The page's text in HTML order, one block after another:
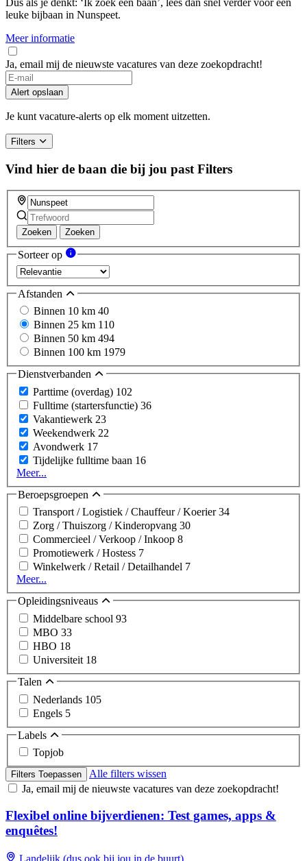
Dus als je denkt: ‘Ik zoek een baan’, lees dan snel verder voor een
leuke bijbaan in Nunspeet.
Meer informatie
Ja, email mij de nieuwste vacatures van deze zoekopdracht!
If
you
are
a
ignore
this
field
Alert opslaan
Je kunt vacature-alerts op elk moment uitzetten.
Filters
Vind hier de baan die bij jou past Filters
Zoeken Zoeken
Sorteer op
Afstanden
Binnen 10 km 40
Binnen 25 km 110
Binnen 50 km 494
Binnen 100 km 1979
Dienstverbanden
Parttime (overdag) 102
Fulltime (startersfunctie) 36
Vakantiewerk 23
Weekendwerk 22
Avondwerk 17
Tijdelijke fulltime baan 16
Meer...
Beroepsgroepen
Transport / Logistiek / Chauffeur / Koerier34
Zorg / Thuiszorg / Kinderopvang 30
Commercieel / Verkoop / Inkoop 8
Promotiewerk / Hostess 7
Winkelwerk / Retail / Detailhandel 7
Meer...
Opleidingsniveaus
Middelbare school 93
MBO 33
HBO 18
Universiteit 18
Talen
Nederlands 105
Engels 5
Labels
Topjob
Filters Toepassen
Alle filters wissen
Ja, email mij de nieuwste vacatures van deze zoekopdracht!
Flexibel online bijverdienen: Test games, apps &
enquêtes!
Landelijk (dus ook bij jou in de buurt)